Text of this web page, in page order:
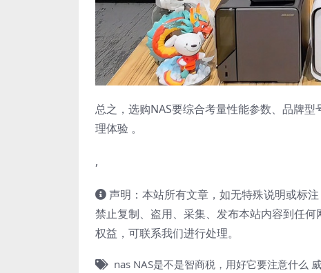
总之，选购NAS要综合考量性能参数、品牌
理体验 。
,
声明：本站所有文章，如无特殊说明或标
禁止复制、盗用、采集、发布本站内容到任
权益，可联系我们进行处理。
nas NAS是不是智商税，用好它要注意什么